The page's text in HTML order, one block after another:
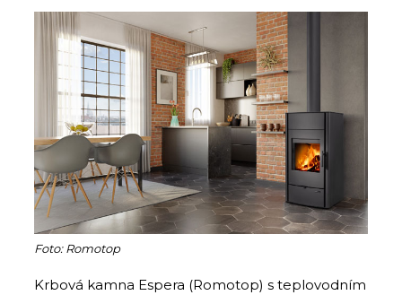
Foto: Romotop
Krbová kamna Espera (Romotop) s teplovodním